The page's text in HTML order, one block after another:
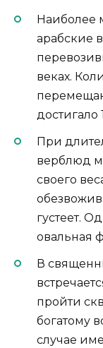
Наиболее
арабские
веках.
достигало
При
верблюд
своего
густеет.
овальная
В
пройти
богатому
случае